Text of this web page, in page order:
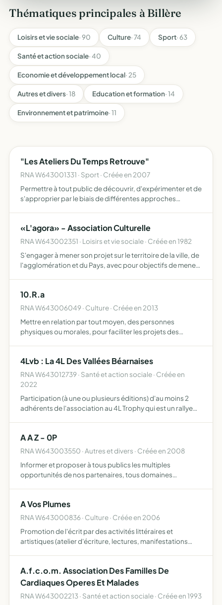
Thématiques principales à Billère
Loisirs et vie sociale· 90 Culture· 74 Sport· 63
Santé et action sociale· 40
Economie et développement local· 25
Autres et divers· 18 Education et formation· 14
Environnement et patrimoine· 11
"Les Ateliers Du Temps Retrouve"
RNA W643001331 · Sport · Créée en 2007
Permettre à tout public de découvrir, d'expérimenter et de
s'approprier par le biais de différentes approches
«L'agora» - Association Culturelle
RNA W643002351 · Loisirs et vie sociale · Créée en 1982
S'engager à mener son projet sur le territoire de la ville, de
l'agglomération et du Pays, avec pour objectifs de mener
10.R.a
RNA W643006049 · Culture · Créée en 2013
Mettre en relation par tout moyen, des personnes
physiques ou morales, pour faciliter les projets des
) et le 6…
4Lvb : La 4L Des Vallées Béarnaises
RNA W643012739 · Santé et action sociale · Créée en
2022
Participation (à une ou plusieurs éditions) d'au moins 2
adhérents de l'association au 4L Trophy qui est un rallye
A A Z - 0P
RNA W643003550 · Autres et divers · Créée en 2008
Informer et proposer à tous publics les multiples
opportunités de nos partenaires, tous domaines
pourra alors pr…
A Vos Plumes
RNA W643000836 · Culture · Créée en 2006
Promotion de l'écrit par des activités littéraires et
artistiques (atelier d'écriture, lectures, manifestations
A.f.c.o.m. Association Des Familles De
Cardiaques Operes Et Malades
RNA W643002213 · Santé et action sociale · Créée en 1993